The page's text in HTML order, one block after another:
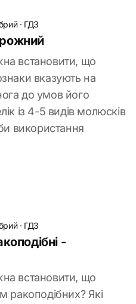
· ГДЗ
встановити, що
вказують на
до умов його
із 4-5 видів молюсків
використання
· ГДЗ
-
встановити, що
ракоподібних? Які